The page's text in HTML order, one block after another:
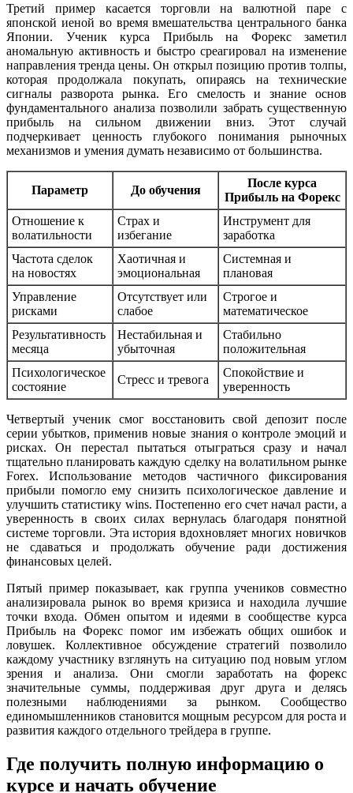
Третий пример касается торговли на валютной паре с
японской иеной во время вмешательства центрального банка
Японии. Ученик курса Прибыль на Форекс заметил
аномальную активность и быстро среагировал на изменение
направления тренда цены. Он открыл позицию против толпы,
которая продолжала покупать, опираясь на технические
сигналы разворота рынка. Его смелость и знание основ
фундаментального анализа позволили забрать существенную
прибыль на сильном движении вниз. Этот случай
подчеркивает ценность глубокого понимания рыночных
механизмов и умения думать независимо от большинства.
Параметр До обучения
После курса
Прибыль на Форекс
Отношение к
волатильности
Страх и
избегание
Инструмент для
заработка
Частота сделок
на новостях
Хаотичная и
эмоциональная
Системная и
плановая
Управление
рисками
Отсутствует или
слабое
Строгое и
математическое
Результативность
месяца
Нестабильная и
убыточная
Стабильно
положительная
Психологическое
состояние
Стресс и тревога
Спокойствие и
уверенность
Четвертый ученик смог восстановить свой депозит после
серии убытков, применив новые знания о контроле эмоций и
рисках. Он перестал пытаться отыграться сразу и начал
тщательно планировать каждую сделку на волатильном рынке
Forex. Использование методов частичного фиксирования
прибыли помогло ему снизить психологическое давление и
улучшить статистику wins. Постепенно его счет начал расти, а
уверенность в своих силах вернулась благодаря понятной
системе торговли. Эта история вдохновляет многих новичков
не сдаваться и продолжать обучение ради достижения
финансовых целей.
Пятый пример показывает, как группа учеников совместно
анализировала рынок во время кризиса и находила лучшие
точки входа. Обмен опытом и идеями в сообществе курса
Прибыль на Форекс помог им избежать общих ошибок и
ловушек. Коллективное обсуждение стратегий позволило
каждому участнику взглянуть на ситуацию под новым углом
зрения и анализа. Они смогли заработать на форекс
значительные суммы, поддерживая друг друга и делясь
полезными наблюдениями за рынком. Сообщество
единомышленников становится мощным ресурсом для роста и
развития каждого отдельного трейдера в группе.
Где получить полную информацию о
курсе и начать обучение